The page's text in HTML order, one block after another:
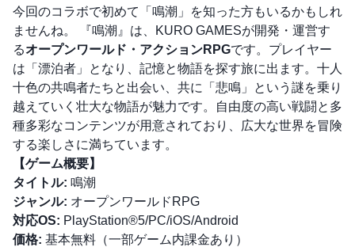
今回のコラボで初めて「鳴潮」を知った方もいるかもしれ
ませんね。 『鳴潮』は、KURO GAMESが開発・運営す
るオープンワールド・アクションRPGです。プレイヤー
は「漂泊者」となり、記憶と物語を探す旅に出ます。十人
十色の共鳴者たちと出会い、共に「悲鳴」という謎を乗り
越えていく壮大な物語が魅力です。自由度の高い戦闘と多
種多彩なコンテンツが用意されており、広大な世界を冒険
する楽しさに満ちています。
【ゲーム概要】
タイトル: 鳴潮
ジャンル: オープンワールドRPG
対応OS: PlayStation®5/PC/iOS/Android
価格: 基本無料（一部ゲーム内課金あり）